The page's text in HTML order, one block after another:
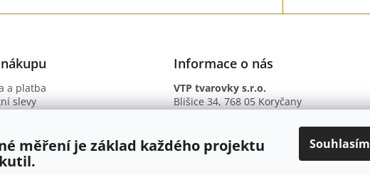
měření je základ každého projektu
Souhlasím
a platba
slevy
ochrany osobních údajů
Informace o nás
VTP tvarovky s.r.o.
Blišice 34, 768 05 Koryčany
B. ú.: 2301934375/2010 (Fio banka)